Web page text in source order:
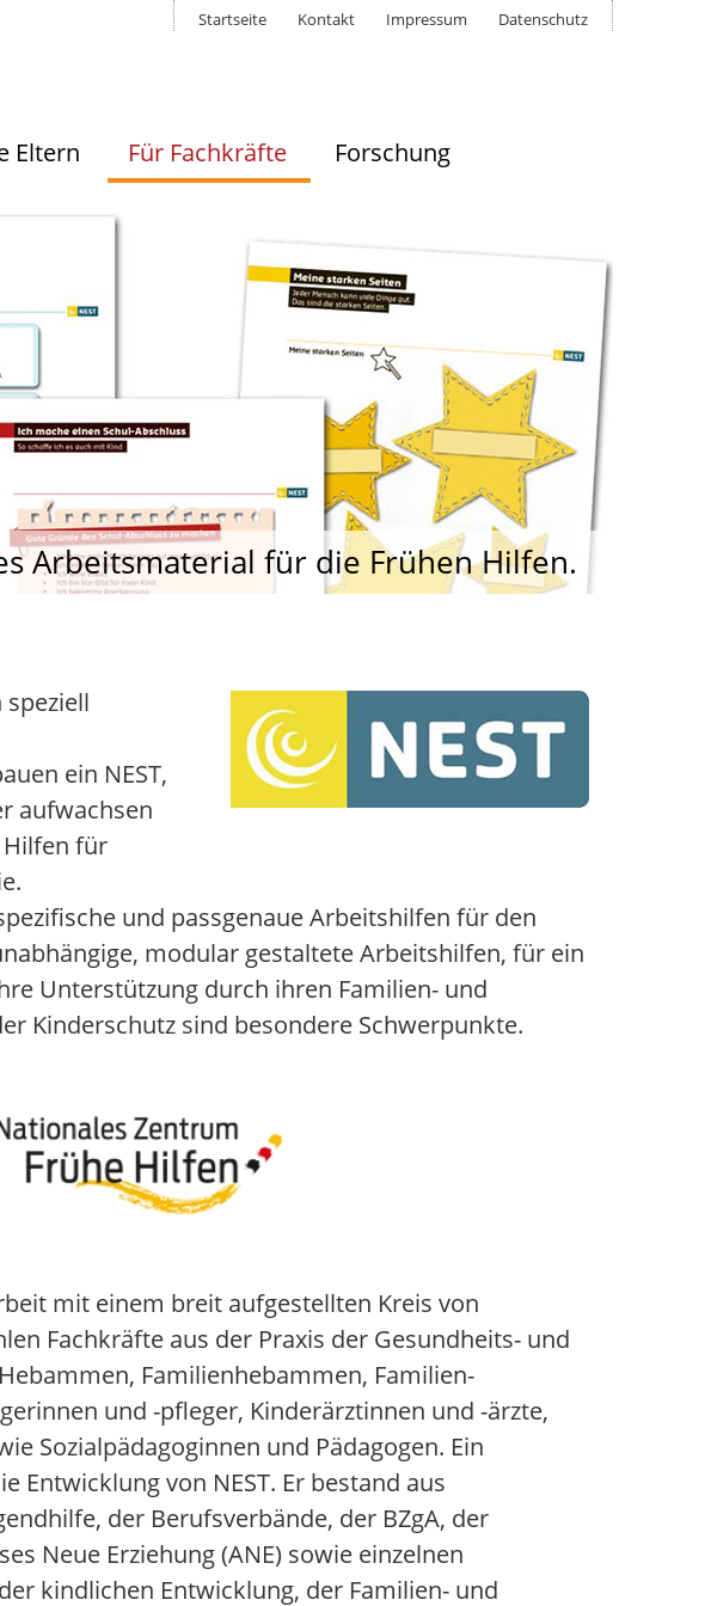
Startseite Kontakt Impressum Datenschutz
Eltern Für Fachkräfte Forschung
Arbeitsmaterial für die Frühen Hilfen.
ein NEST,
aufwachsen
Hilfen für
und passgenaue Arbeitshilfen für den
modular gestaltete Arbeitshilfen, für ein
Unterstützung durch ihren Familien- und
Kinderschutz sind besondere Schwerpunkte.
mit einem breit aufgestellten Kreis von
Fachkräfte aus der Praxis der Gesundheits- und
Familienhebammen, Familien-
und -pfleger, Kinderärztinnen und -ärzte,
Sozialpädagoginnen und Pädagogen. Ein
Entwicklung von NEST. Er bestand aus
der Berufsverbände, der BZgA, der
Neue Erziehung (ANE) sowie einzelnen
kindlichen Entwicklung, der Familien- und